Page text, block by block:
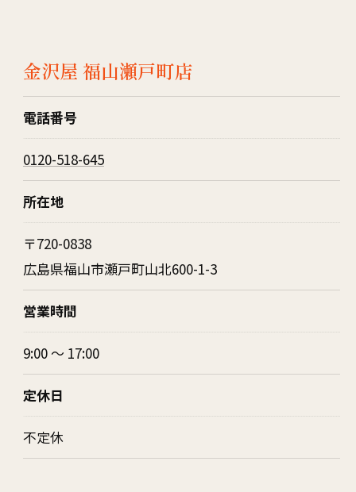
金沢屋 福山瀬戸町店
電話番号
0120-518-645
所在地
〒720-0838
広島県福山市瀬戸町山北600-1-3
営業時間
9:00 〜 17:00
定休日
不定休